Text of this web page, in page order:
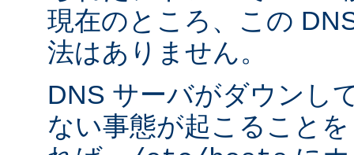
現在のところ、この
法はありません。
DNS サーバがダウンし
ない事態が起こること